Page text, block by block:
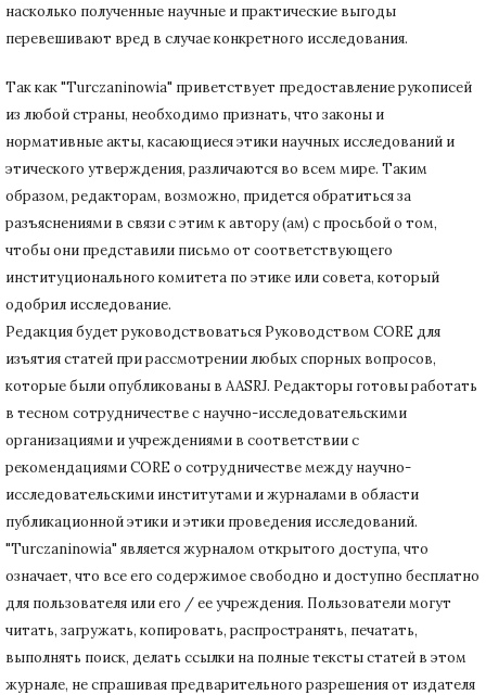
насколько полученные научные и практические выгоды
перевешивают вред в случае конкретного исследования.
Так как "Turczaninowia" приветствует предоставление рукописей
из любой страны, необходимо признать, что законы и
нормативные акты, касающиеся этики научных исследований и
этического утверждения, различаются во всем мире. Таким
образом, редакторам, возможно, придется обратиться за
разъяснениями в связи с этим к автору (ам) с просьбой о том,
чтобы они представили письмо от соответствующего
институционального комитета по этике или совета, который
одобрил исследование.
Редакция будет руководствоваться Руководством CORE для
изъятия статей при рассмотрении любых спорных вопросов,
которые были опубликованы в AASRJ. Редакторы готовыработать
в тесном сотрудничестве с научно-исследовательскими
организациями и учреждениями в соответствии с
рекомендациями CORE о сотрудничестве между научно-
исследовательскими институтами и журналами в области
публикационной этики и этики проведения исследований.
"Turczaninowia" является журналом открытого доступа, что
означает, что все его содержимое свободно и доступно бесплатно
для пользователя или его / ее учреждения. Пользователи могут
читать, загружать, копировать, распространять, печатать,
выполнять поиск, делать ссылки на полные тексты статей в этом
журнале, не спрашивая предварительного разрешения от издателя